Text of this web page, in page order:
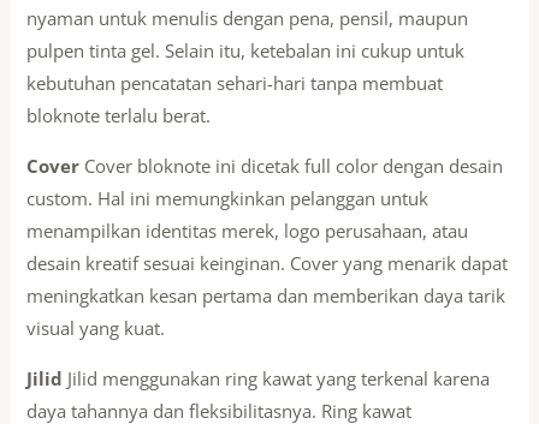
nyaman untuk menulis dengan pena, pensil, maupun
pulpen tinta gel. Selain itu, ketebalan ini cukup untuk
kebutuhan pencatatan sehari-hari tanpa membuat
bloknote terlalu berat.
Cover Cover bloknote ini dicetak full color dengan desain
custom. Hal ini memungkinkan pelanggan untuk
menampilkan identitas merek, logo perusahaan, atau
desain kreatif sesuai keinginan. Cover yang menarik dapat
meningkatkan kesan pertama dan memberikan daya tarik
visual yang kuat.
Jilid Jilid menggunakan ring kawat yang terkenal karena
daya tahannya dan fleksibilitasnya. Ring kawat